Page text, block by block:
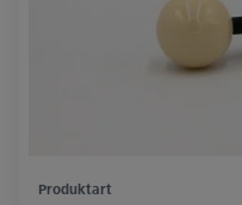
Produktart